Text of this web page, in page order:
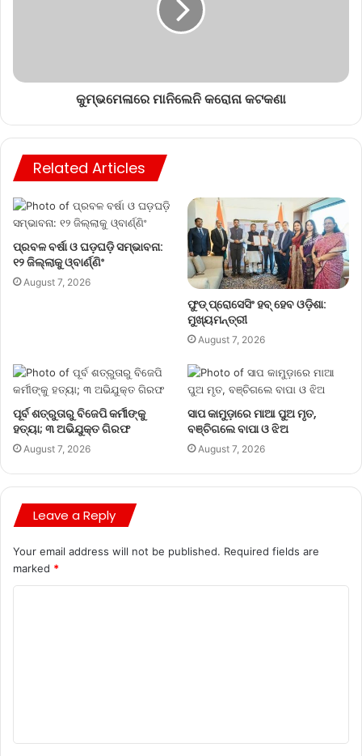
କୁମ୍ଭମେଳାରେ ମାନିଲେନି କରୋନା କଟକଣା
Related Articles
ପ୍ରବଳ ବର୍ଷା ଓ ଘଡ଼ଘଡ଼ି ସମ୍ଭାବନା:
୧୨ ଜିଲ୍ଲାକୁ ଓ୍ବାର୍ଣ୍ଣିଂ
August 7, 2026
ଫୁଡ୍ ପ୍ରୋସେସିଂ ହବ୍ ହେବ ଓଡ଼ିଶା:
ମୁଖ୍ୟମନ୍ତ୍ରୀ
August 7, 2026
ପୂର୍ବ ଶତ୍ରୁତାରୁ ବିଜେପି କର୍ମୀଙ୍କୁ
ହତ୍ୟା; ୩ ଅଭିଯୁକ୍ତ ଗିରଫ
August 7, 2026
ସାପ କାମୁଡ଼ାରେ ମାଆ ପୁଅ ମୃତ,
ବଞ୍ଚିଗଲେ ବାପା ଓ ଝିଅ
August 7, 2026
Leave a Reply
Your email address will not be published. Required fields are
marked *